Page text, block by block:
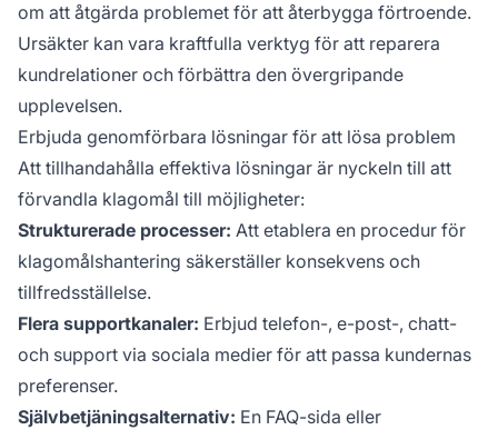
om att åtgärda problemet för att återbygga förtroende.
Ursäkter kan vara kraftfulla verktyg för att reparera
kundrelationer och förbättra den övergripande
upplevelsen.
Erbjuda genomförbara lösningar för att lösa problem
Att tillhandahålla effektiva lösningar är nyckeln till att
förvandla klagomål till möjligheter:
Strukturerade processer: Att etablera en procedur för
klagomålshantering säkerställer konsekvens och
tillfredsställelse.
Flera supportkanaler: Erbjud telefon-, e-post-, chatt-
och support via sociala medier för att passa kundernas
preferenser.
Självbetjäningsalternativ: En FAQ-sida eller